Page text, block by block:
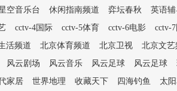
空音乐台 休闲指南频道 弈坛春秋
英语
cctv-4国际 cctv-5体育 cctv-6电影
cctv-
活频道 北京体育频道 北京卫视
北京文艺
风云剧场 风云音乐 风云足球 风云足球
家居 世界地理 收藏天下 四海钓鱼
太